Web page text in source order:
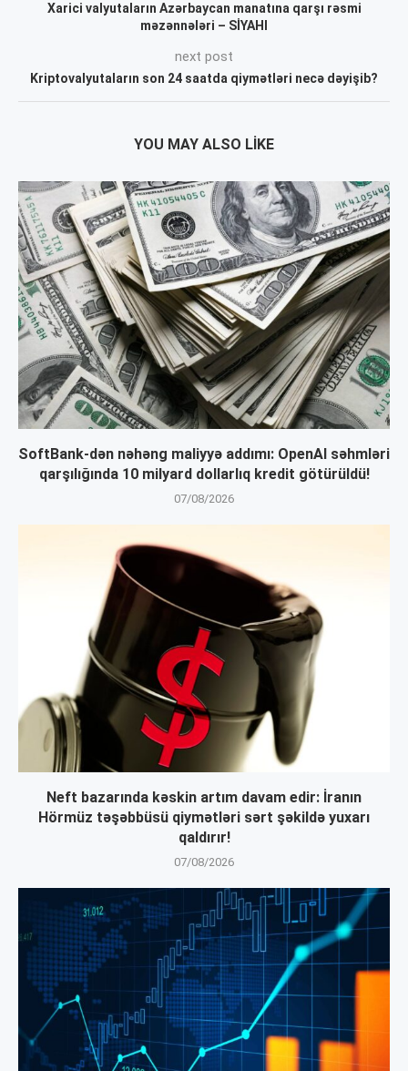
Xarici valyutaların Azərbaycan manatına qarşı rəsmi
məzənnələri – SİYAHI
next post
Kriptovalyutaların son 24 saatda qiymətləri necə dəyişib?
YOU MAY ALSO LIKE
SoftBank-dən nəhəng maliyyə addımı: OpenAI səhmləri
qarşılığında 10 milyard dollarlıq kredit götürüldü!
07/08/2026
Neft bazarında kəskin artım davam edir: İranın
Hörmüz təşəbbüsü qiymətləri sərt şəkildə yuxarı
qaldırır!
07/08/2026